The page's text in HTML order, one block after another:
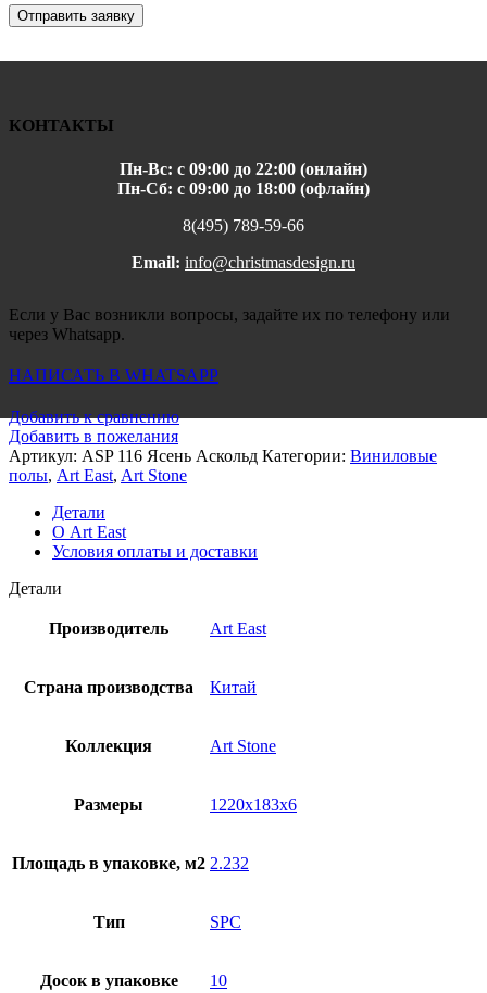
Отправить заявку
КОНТАКТЫ
Пн-Вс: с 09:00 до 22:00 (онлайн)
Пн-Сб: с 09:00 до 18:00 (офлайн)
8(495) 789-59-66
Email: info@christmasdesign.ru
Если у Вас возникли вопросы, задайте их по телефону или
через Whatsapp.
НАПИСАТЬ В WHATSAPP
Добавить к сравнению
Добавить в пожелания
Артикул: ASP 116 Ясень Аскольд Категории: Виниловые
полы, Art East, Art Stone
Детали
О Art East
Условия оплаты и доставки
Детали
Производитель Art East
Страна производства Китай
Коллекция Art Stone
Размеры 1220x183x6
Площадь в упаковке, м2 2.232
Тип SPC
Досок в упаковке 10